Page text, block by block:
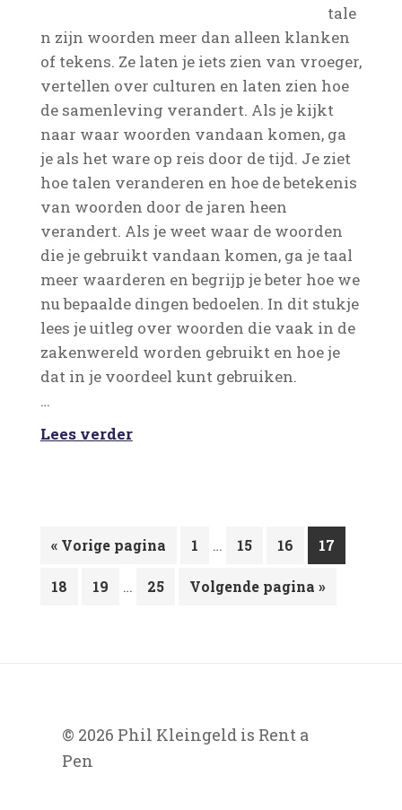
tale
n zijn woorden meer dan alleen klanken
of tekens. Ze laten je iets zien van vroeger,
vertellen over culturen en laten zien hoe
de samenleving verandert. Als je kijkt
naar waar woorden vandaan komen, ga
je als het ware op reis door de tijd. Je ziet
hoe talen veranderen en hoe de betekenis
van woorden door de jaren heen
verandert. Als je weet waar de woorden
die je gebruikt vandaan komen, ga je taal
meer waarderen en begrijp je beter hoe we
nu bepaalde dingen bedoelen. In dit stukje
lees je uitleg over woorden die vaak in de
zakenwereld worden gebruikt en hoe je
dat in je voordeel kunt gebruiken.
…
Lees verder
« Ga
Vorige pagina Pagina
1
Interim
zijn
… Pagina
15 Pagina
16 Pagina
17
Pagina
18 Pagina
19
Interim
… Pagina
25
Ga
Volgende pagina »
© 2026 Phil Kleingeld is Rent a
Pen